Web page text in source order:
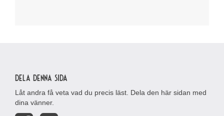
Dela denna sida
Låt andra få veta vad du precis läst. Dela den här sidan med
dina vänner.